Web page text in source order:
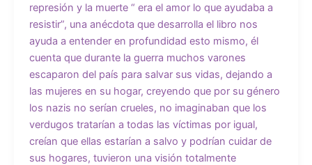
represión y la muerte “ era el amor lo que ayudaba a
resistir”, una anécdota que desarrolla el libro nos
ayuda a entender en profundidad esto mismo, él
cuenta que durante la guerra muchos varones
escaparon del país para salvar sus vidas, dejando a
las mujeres en su hogar, creyendo que por su género
los nazis no serían crueles, no imaginaban que los
verdugos tratarían a todas las víctimas por igual,
creían que ellas estarían a salvo y podrían cuidar de
sus hogares, tuvieron una visión totalmente